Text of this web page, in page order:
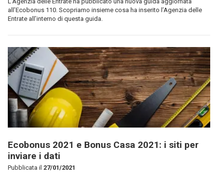
all’Ecobonus 110. Scopriamo insieme cosa ha inserito l’Agenzia delle
Entrate all’interno di questa guida.
Ecobonus 2021 e Bonus Casa 2021: i siti per
inviare i dati
Pubblicata il 27/01/2021